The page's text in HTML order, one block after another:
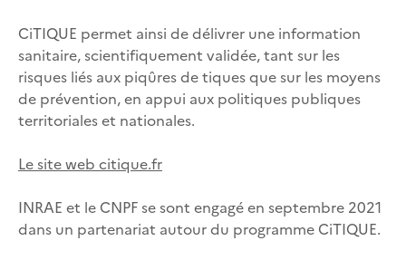
CiTIQUE permet ainsi de délivrer une information
sanitaire, scientifiquement validée, tant sur les
risques liés aux piqûres de tiques que sur les moyens
de prévention, en appui aux politiques publiques
territoriales et nationales.
Le site web citique.fr
INRAE et le CNPF se sont engagé en septembre 2021
dans un partenariat autour du programme CiTIQUE.